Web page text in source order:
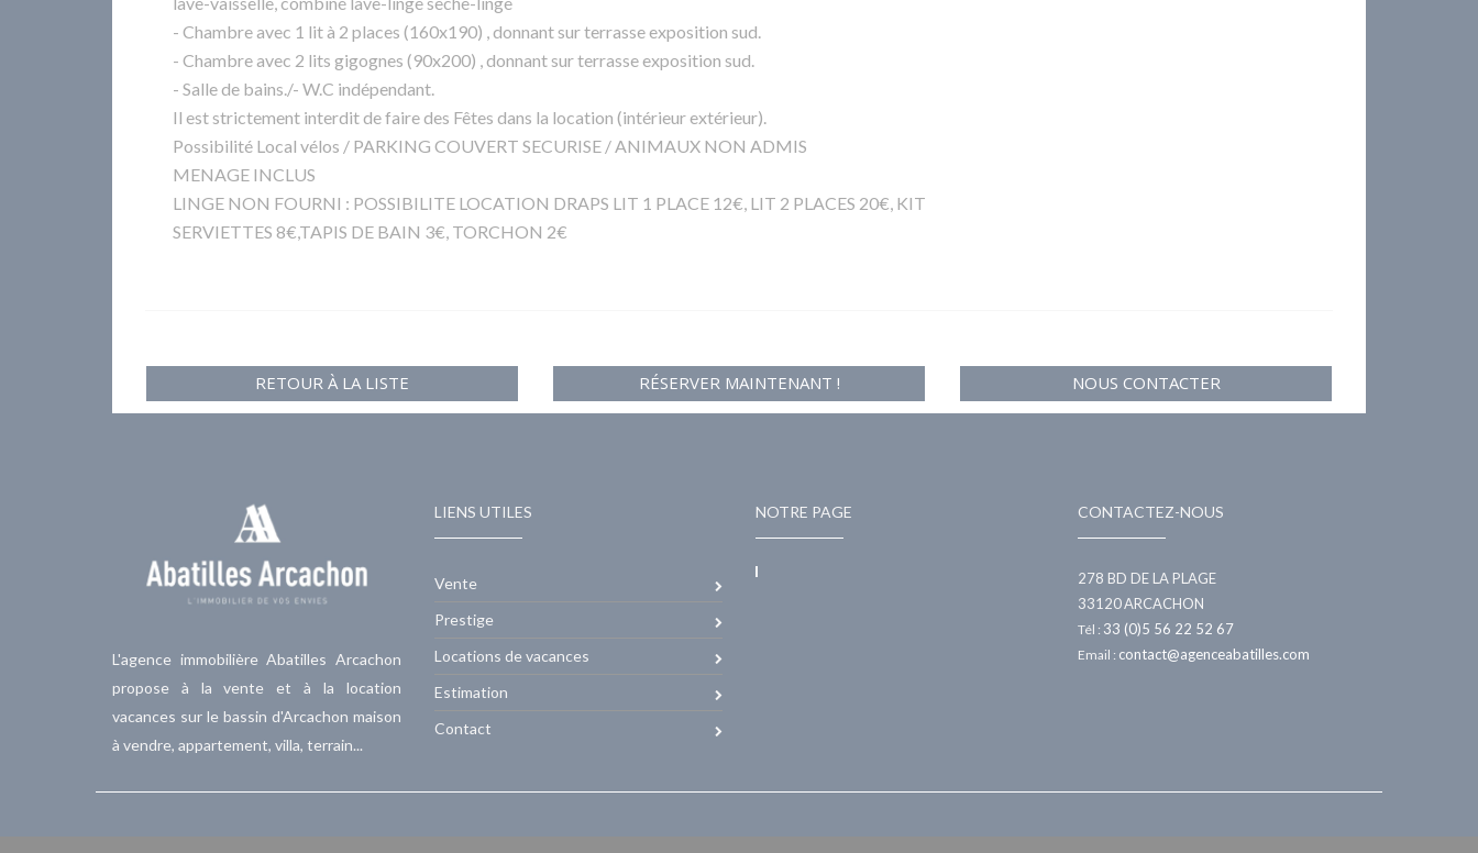
- Chambre avec 1 lit à 2 places (160x190) , donnant sur terrasse exposition sud.
- Chambre avec 2 lits gigognes (90x200) , donnant sur terrasse exposition sud.
- Salle de bains./- W.C indépendant.
Il est strictement interdit de faire des Fêtes dans la location (intérieur extérieur).
Possibilité Local vélos / PARKING COUVERT SECURISE / ANIMAUX NON ADMIS
MENAGE INCLUS
LINGE NON FOURNI : POSSIBILITE LOCATION DRAPS LIT 1 PLACE 12€, LIT 2 PLACES 20€, KIT
SERVIETTES 8€,TAPIS DE BAIN 3€, TORCHON 2€
RETOUR À LA LISTE RÉSERVER MAINTENANT ! NOUS CONTACTER
L'agence immobilière Abatilles Arcachon
propose à la vente et à la location
vacances sur le bassin d'Arcachon maison
à vendre, appartement, villa, terrain...
LIENS UTILES
Vente
Prestige
Locations de vacances
Estimation
Contact
NOTRE PAGE CONTACTEZ-NOUS
278 BD DE LA PLAGE
33120ARCACHON
Tél : 33 (0)5 56 22 52 67
Email : contact@agenceabatilles.com